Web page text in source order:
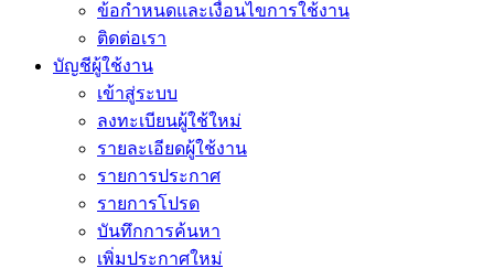
ข้อกำหนดและเงื่อนไขการใช้งาน
ติดต่อเรา
บัญชีผู้ใช้งาน
เข้าสู่ระบบ
ลงทะเบียนผู้ใช้ใหม่
รายละเอียดผู้ใช้งาน
รายการประกาศ
รายการโปรด
บันทึกการค้นหา
เพิ่มประกาศใหม่